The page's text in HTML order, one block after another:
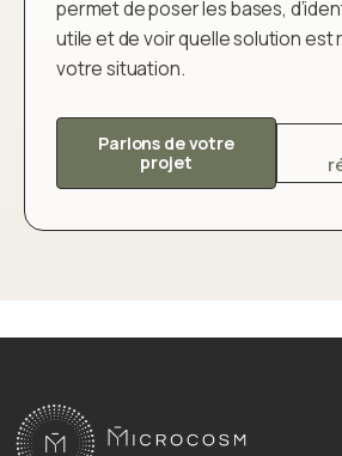
permet de poser les bases,
utile et de voir quelle solution est
votre situation.
Parlons de votre
projet